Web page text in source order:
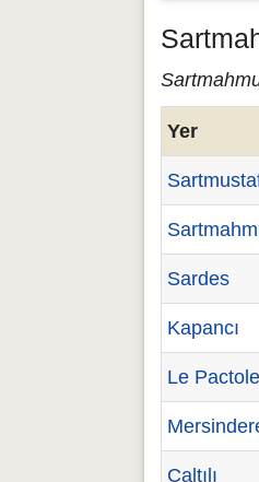
Yer
Sardes
Kapancı
Le Pactole
Çaltılı